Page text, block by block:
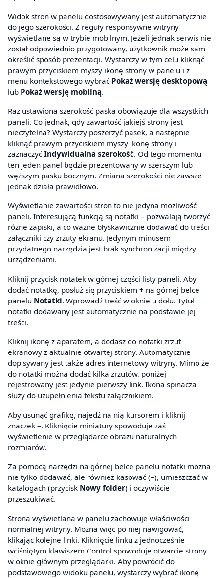
Widok stron w panelu dostosowywany jest automatycznie
do jego szerokości. Z reguły responsywne witryny
wyświetlane są w trybie mobilnym. Jeżeli jednak serwis nie
został odpowiednio przygotowany, użytkownik może sam
określić sposób prezentacji. Wystarczy w tym celu kliknąć
prawym przyciskiem myszy ikonę strony w panelu i z
menu kontekstowego wybrać Pokaż wersję desktopową
lub Pokaż wersję mobilną.
Raz ustawiona szerokość paska obowiązuje dla wszystkich
paneli. Co jednak, gdy zawartość jakiejś strony jest
nieczytelna? Wystarczy poszerzyć pasek, a następnie
kliknąć prawym przyciskiem myszy ikonę strony i
zaznaczyć Indywidualna szerokość. Od tego momentu
ten jeden panel będzie prezentowany w szerszym lub
węższym pasku bocznym. Zmiana szerokości nie zawsze
jednak działa prawidłowo.
Wyświetlanie zawartości stron to nie jedyna możliwość
paneli. Interesującą funkcją są notatki – pozwalają tworzyć
różne zapiski, a co ważne błyskawicznie dodawać do treści
załączniki czy zrzuty ekranu. Jedynym minusem
przydatnego narzędzia jest brak synchronizacji między
urządzeniami.
Kliknij przycisk notatek w górnej części listy paneli. Aby
dodać notatkę, posłuż się przyciskiem + na górnej belce
panelu Notatki. Wprowadź treść w oknie u dołu. Tytuł
notatki dodawany jest automatycznie na podstawie jej
treści.
Kliknij ikonę z aparatem, a dodasz do notatki zrzut
ekranowy z aktualnie otwartej strony. Automatycznie
dopisywany jest także adres internetowy witryny. Mimo że
do notatki można dodać kilka zrzutów, poniżej
rejestrowany jest jedynie pierwszy link. Ikona spinacza
służy do uzupełnienia tekstu załącznikiem.
Aby usunąć grafikę, najedź na nią kursorem i kliknij
znaczek –. Kliknięcie miniatury spowoduje zaś
wyświetlenie w przeglądarce obrazu naturalnych
rozmiarów.
Za pomocą narzędzi na górnej belce panelu notatki można
nie tylko dodawać, ale również kasować (–), umieszczać w
katalogach (przycisk Nowy folder) i oczywiście
przeszukiwać.
Strona wyświetlana w panelu zachowuje właściwości
normalnej witryny. Można więc po niej nawigować,
klikając kolejne linki. Kliknięcie linku z jednocześnie
wciśniętym klawiszem Control spowoduje otwarcie strony
w oknie głównym przeglądarki. Aby powrócić do
podstawowego widoku panelu, wystarczy wybrać ikonę